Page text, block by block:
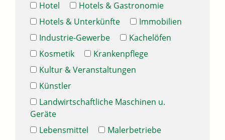
Hotel
Hotels & Gastronomie
Hotels & Unterkünfte
Immobilien
Industrie-Gewerbe
Kachelöfen
Kosmetik
Krankenpflege
Kultur & Veranstaltungen
Künstler
Landwirtschaftliche Maschinen u.
Geräte
Lebensmittel
Malerbetriebe